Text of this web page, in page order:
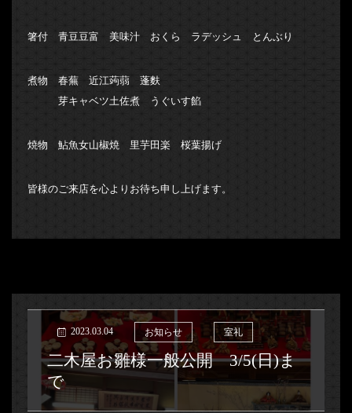
箸付 青豆豆富 美味汁 おくら ラデッシュ とんぶり
煮物 春蕪 近江蒟蒻 蓬麩
芽キャベツ土佐煮 うぐいす餡
焼物 鮎魚女山椒焼 里芋田楽 桜葉揚げ
皆様のご来店を心よりお待ち申し上げます。
2023.03.04 お知らせ 室礼
二木屋お雛様一般公開 3/5(日)ま
で